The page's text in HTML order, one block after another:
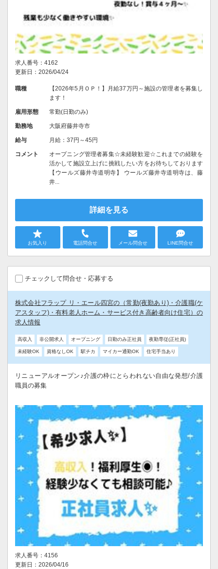
求人番号：4162
更新日：2026/04/24
職種
【2026年5月ＯＰ！】月給37万円～施設の管理者を募集し
ます！
雇用形態 常勤(日勤のみ)
勤務地 大阪府藤井寺市
給与 月給：37円～45円
コメント
オープニング管理者募集☆未経験歓迎☆これまでの経験を
活かして施設立上げに挑戦したい方をお待ちしております
【ウールズ藤井寺道明寺】 ウールズ藤井寺道明寺は、藤
井...
詳細を見る
お気入り 電話問合せ メール問合せ LINE問合せ
チェックして問合せ・応募する
株式会社フラップ リ・エール四宮の（常勤(夜勤あり)・介護職(ケ
アスタッフ)・有料老人ホーム・サービス付き高齢者向け住宅）の
求人情報
高収入 非公開求人 オープニング 日勤のみ正社員 夜勤専従(正社員)
未経験OK 資格なしOK 駅チカ マイカー通勤OK 住宅手当あり
リニューアルオープン♪介護の枠にとらわれない自由な発想/介護
職員の募集
求人番号：4156
更新日：2026/04/16